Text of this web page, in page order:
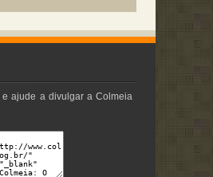
e ajude a divulgar a Colmeia